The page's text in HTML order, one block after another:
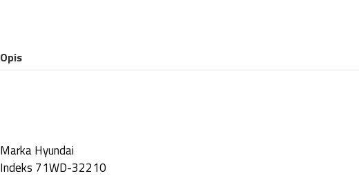
Opis
MarkaHyundai
Indeks 71WD-32210